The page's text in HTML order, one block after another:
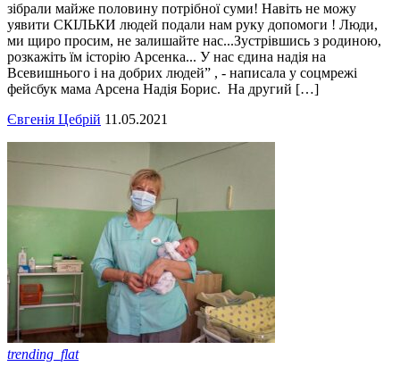
зібрали майже половину потрібної суми! Навіть не можу
уявити СКІЛЬКИ людей подали нам руку допомоги ! Люди,
ми щиро просим, не залишайте нас...Зустрівшись з родиною,
розкажіть їм історію Арсенка... У нас єдина надія на
Всевишнього і на добрих людей” , - написала у соцмрежі
фейсбук мама Арсена Надія Борис. На другий […]
Євгенія Цебрій 11.05.2021
trending_flat